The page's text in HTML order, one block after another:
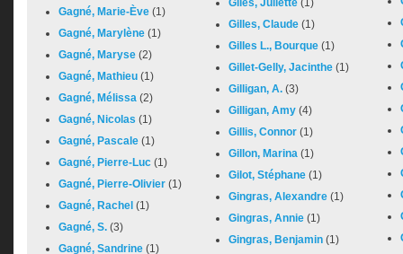
Gagné, Marie-Ève (1)
Gagné, Marylène (1)
Gagné, Maryse (2)
Gagné, Mathieu (1)
Gagné, Mélissa (2)
Gagné, Nicolas (1)
Gagné, Pascale (1)
Gagné, Pierre-Luc (1)
Gagné, Pierre-Olivier (1)
Gagné, Rachel (1)
Gagné, S. (3)
Gagné, Sandrine (1)
Giles, Juliette (1)
Gilles, Claude (1)
Gilles L., Bourque (1)
Gillet-Gelly, Jacinthe (1)
Gilligan, A. (3)
Gilligan, Amy (4)
Gillis, Connor (1)
Gillon, Marina (1)
Gilot, Stéphane (1)
Gingras, Alexandre (1)
Gingras, Annie (1)
Gingras, Benjamin (1)